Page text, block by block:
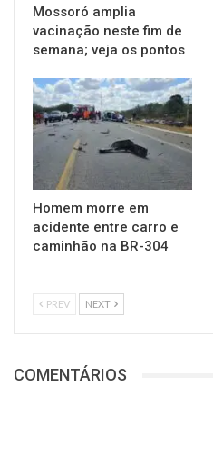
Mossoró amplia
vacinação neste fim de
semana; veja os pontos
Homem morre em
acidente entre carro e
caminhão na BR-304
PREV NEXT
COMENTÁRIOS